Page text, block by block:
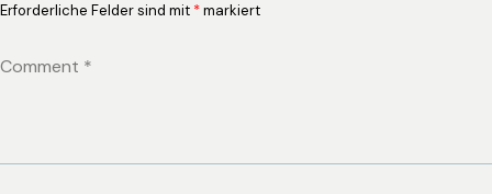
Erforderliche Felder sind mit *markiert